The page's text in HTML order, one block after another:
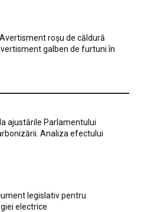
roșu de căldură
galben de furtuni în
ajustările Parlamentului
Analiza efectului
legislativ pentru
electrice